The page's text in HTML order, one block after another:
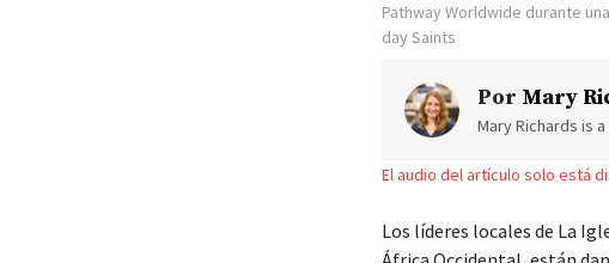
Pathway Worldwide durante
day Saints
Por Mary
Mary Richards is
El audio del artículo solo está
Los líderes locales de La